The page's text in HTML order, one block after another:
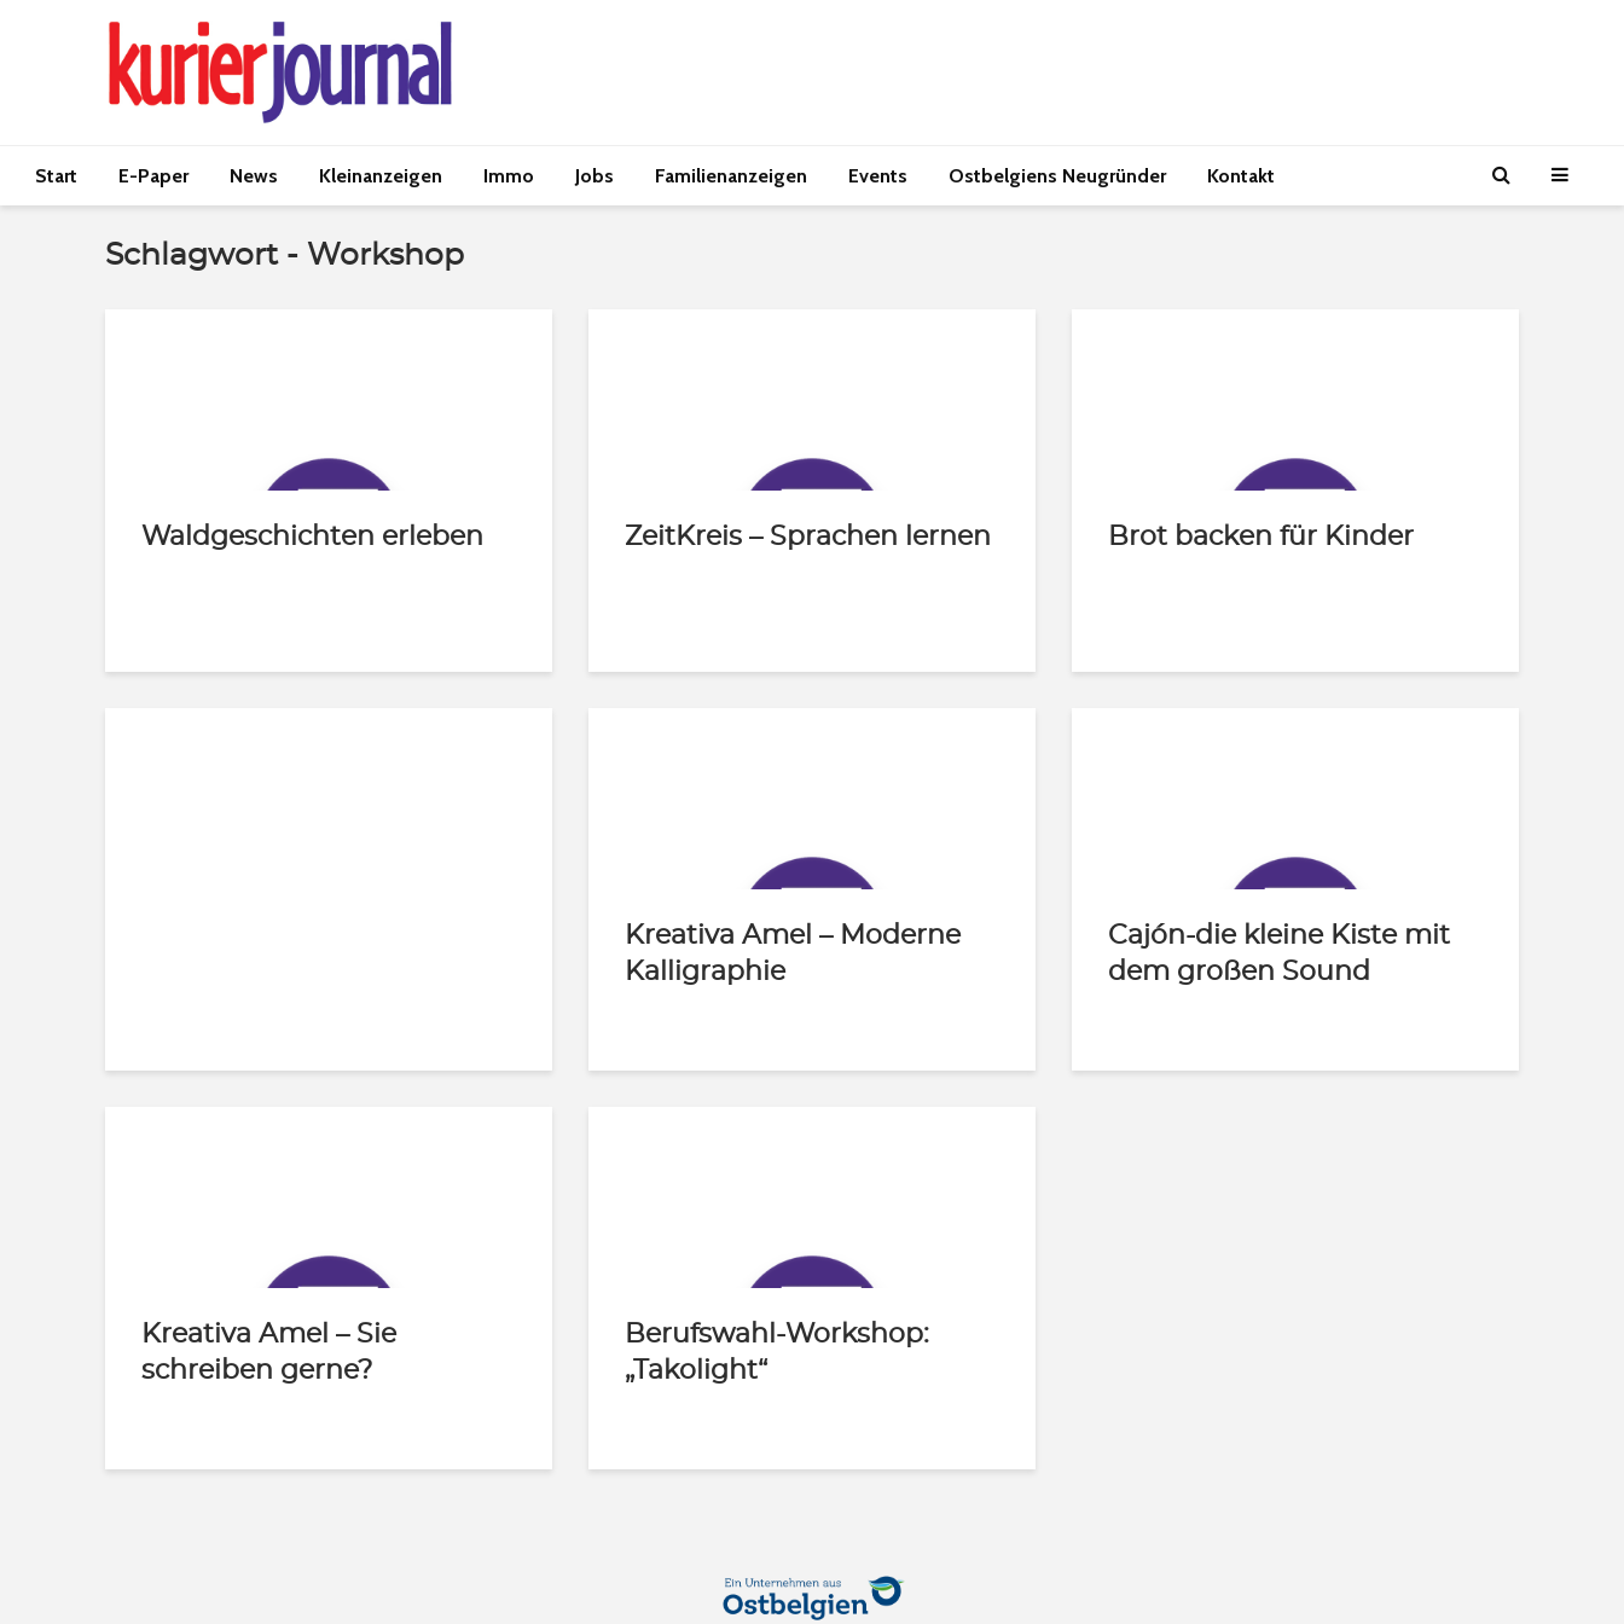
Start E-Paper News Kleinanzeigen Immo Jobs Familienanzeigen Events Ostbelgiens Neugründer Kontakt
Schlagwort - Workshop
Waldgeschichten erleben ZeitKreis – Sprachen lernen Brot backen für Kinder
Kreativa Amel – Moderne
Kalligraphie
Cajón-die kleine Kiste mit
dem großen Sound
Kreativa Amel – Sie
schreiben gerne?
Berufswahl-Workshop:
„Takolight“